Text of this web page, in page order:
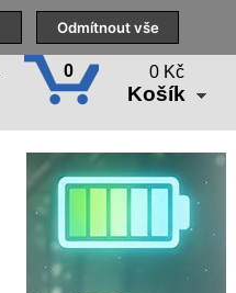
Školení
0 0 Kč
Košík
Odmítnout vše